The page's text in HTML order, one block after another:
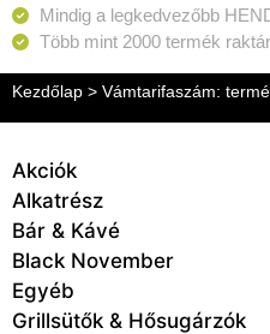
Mindig a legkedvezőbb
Több mint 2000 termék
Kezdőlap > Vámtarifaszám:
Akciók
Alkatrész
Bár & Kávé
Black November
Egyéb
Grillsütők & Hősugárzók